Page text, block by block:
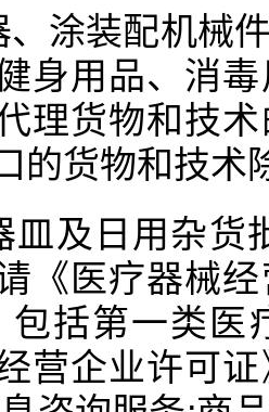
、涂装配机械
身用品、消
理货物和技
的货物和技术
皿及日用杂货
《医疗器械
包括第一类
营企业许可